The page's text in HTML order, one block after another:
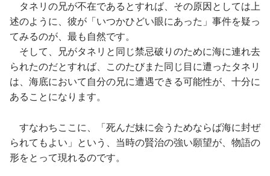
タネリの兄が不在であるとすれば、その原因としては上
述のように、彼が「いつかひどい眼にあった」事件を疑っ
てみるのが、最も自然です。
そして、兄がタネリと同じ禁忌破りのために海に連れ去
られたのだとすれば、このたびまた同じ目に遭ったタネリ
は、海底において自分の兄に遭遇できる可能性が、十分に
あることになります。
すなわちここに、「死んだ妹に会うためならば海に封ぜ
られてもよい」という、当時の賢治の強い願望が、物語の
形をとって現れるのです。